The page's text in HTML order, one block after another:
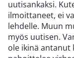
uutisankaksi.
ilmoittaneet, ei
lehdelle. Muun
myös uutisen.
ole ikinä antanut